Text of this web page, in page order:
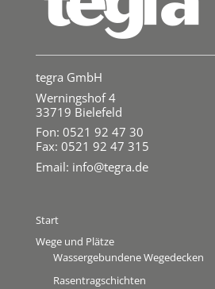
tegra GmbH
Werningshof 4
33719 Bielefeld
Fon: 0521 92 47 30
Fax: 0521 92 47 315
Email: info@tegra.de
Start
Wege und Plätze
Wassergebundene Wegedecken
Rasentragschichten